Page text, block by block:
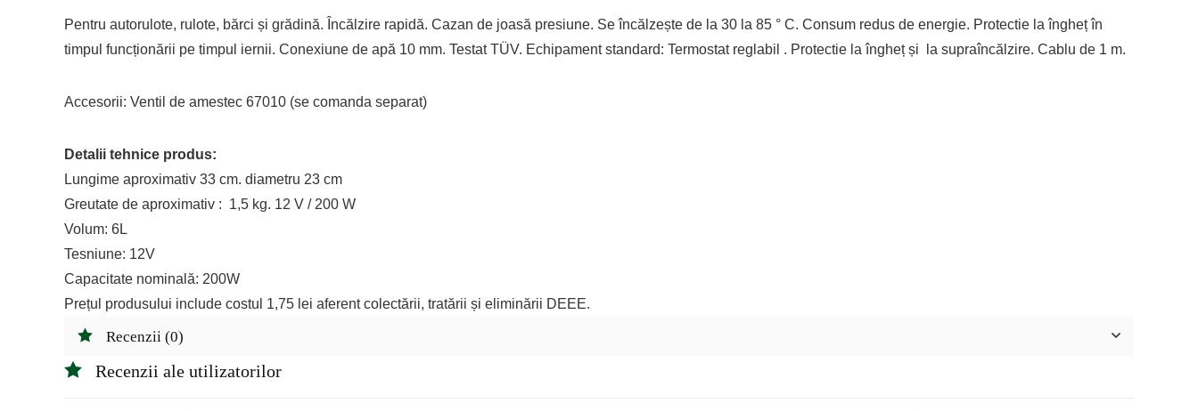
Pentru autorulote, rulote, bărci și grădină. Încălzire rapidă. Cazan de joasă presiune. Se încălzește de la 30 la 85 ° C. Consum redus de energie. Protectie la îngheț în
timpul funcționării pe timpul iernii. Conexiune de apă 10 mm. Testat TÜV. Echipament standard: Termostat reglabil . Protectie la îngheț și la supraîncălzire. Cablu de 1 m.
Accesorii: Ventil de amestec 67010 (se comanda separat)
Detalii tehnice produs:
Lungime aproximativ 33 cm. diametru 23 cm
Greutate de aproximativ : 1,5 kg. 12 V / 200 W
Volum: 6L
Tesniune: 12V
Capacitate nominală: 200W
Prețul produsului include costul 1,75 lei aferent colectării, tratării și eliminării DEEE.
Recenzii (0)
Recenzii ale utilizatorilor